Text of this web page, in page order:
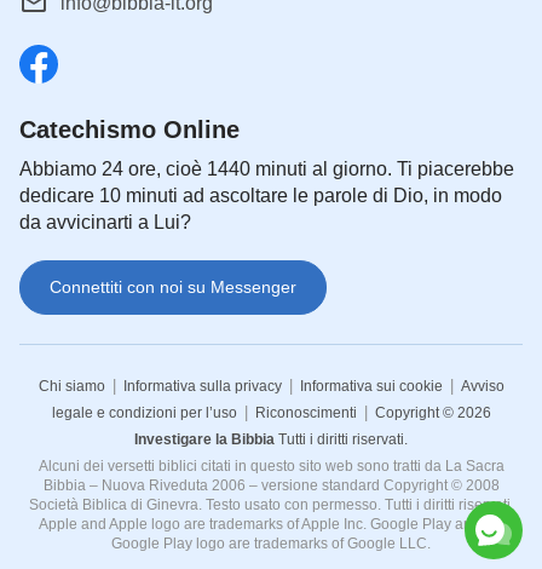
Catechismo Online
Abbiamo 24 ore, cioè 1440 minuti al giorno. Ti piacerebbe
dedicare 10 minuti ad ascoltare le parole di Dio, in modo
da avvicinarti a Lui?
Connettiti con noi su Messenger
Chi siamo | Informativa sulla privacy | Informativa sui cookie | Avviso
legale e condizioni per l’uso | Riconoscimenti | Copyright © 2026
Investigare la Bibbia Tutti i diritti riservati.
Alcuni dei versetti biblici citati in questo sito web sono tratti da La Sacra
Bibbia – Nuova Riveduta 2006 – versione standard Copyright © 2008
Società Biblica di Ginevra. Testo usato con permesso. Tutti i diritti riservati.
Apple and Apple logo are trademarks of Apple Inc. Google Play and the
Google Play logo are trademarks of Google LLC.